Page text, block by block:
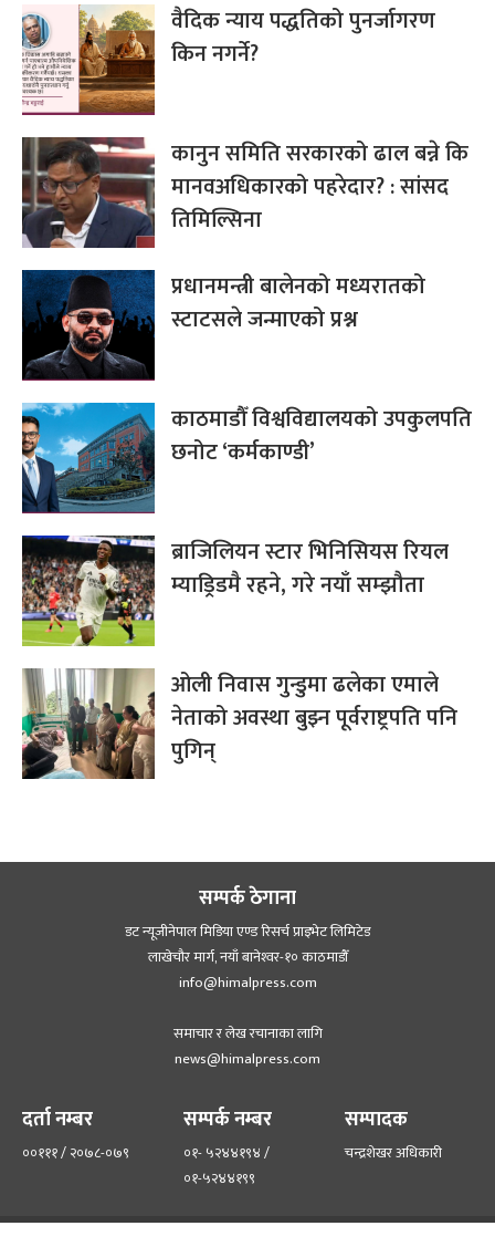
वैदिक न्याय पद्धतिको पुनर्जागरण
किन नगर्ने?
कानुन समिति सरकारको ढाल बन्ने कि
मानवअधिकारको पहरेदार? : सांसद
तिमिल्सिना
प्रधानमन्त्री बालेनको मध्यरातको
स्टाटसले जन्माएको प्रश्न
काठमाडौँ विश्वविद्यालयको उपकुलपति
छनोट ‘कर्मकाण्डी’
ब्राजिलियन स्टार भिनिसियस रियल
म्याड्रिडमै रहने, गरे नयाँ सम्झौता
ओली निवास गुन्डुमा ढलेका एमाले
नेताको अवस्था बुझ्न पूर्वराष्ट्रपति पनि
पुगिन्
सम्पर्क ठेगाना
डट न्यूजीनेपाल मिडिया एण्ड रिसर्च प्राइभेट लिमिटेड
लाखेचौर मार्ग, नयाँ बानेश्‍वर-१० काठमाडौँ
info@himalpress.com
समाचार र लेख रचानाका लागि
news@himalpress.com
दर्ता नम्बर
००१११ / २०७८-०७९
सम्पर्क नम्बर
०१- ५२४४१९४ /
०१-५२४४१९९
सम्पादक
चन्द्रशेखर अधिकारी